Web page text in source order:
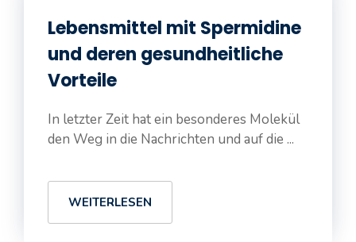
Lebensmittel mit Spermidine
und deren gesundheitliche
Vorteile
In letzter Zeit hat ein besonderes Molekül
den Weg in die Nachrichten und auf die ...
WEITERLESEN